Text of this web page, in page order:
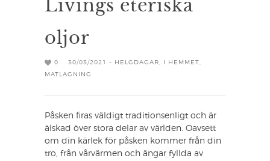
oljor
0 30/03/2021 - HELGDAGAR I HEMMET
MATLAGNING
Påsken firas väldigt traditionsenligt och är
älskad över stora delar av världen. Oavsett
om din kärlek för påsken kommer från din
tro, från vårvärmen och ängar fyllda av